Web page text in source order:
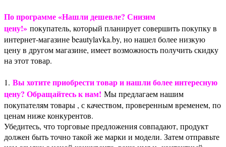
По программе «Нашли дешевле? Снизим
цену!» покупатель, который планирует совершить покупку в
интернет-магазине beautylavka.by, но нашел более низкую
цену в другом магазине, имеет возможность получить скидку
на этот товар.
1. Вы хотите приобрести товар и нашли более интересную
цену? Обращайтесь к нам! Мы предлагаем нашим
покупателям товары , с качеством, проверенным временем, по
ценам ниже конкурентов.
Убедитесь, что торговые предложения совпадают, продукт
должен быть точно такой же марки и модели. Затем отправьте